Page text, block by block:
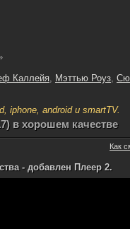
Каллейя, Мэттью Роуз,
iphone, android и smartTV.
в хорошем качестве
Как
- добавлен Плеер 2.